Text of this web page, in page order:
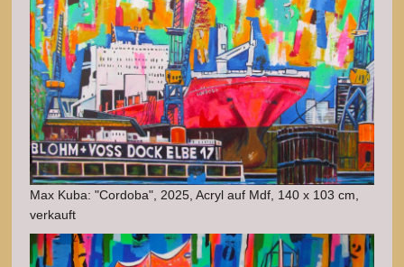
Max Kuba: "Cordoba", 2025, Acryl auf Mdf, 140 x 103 cm,
verkauft